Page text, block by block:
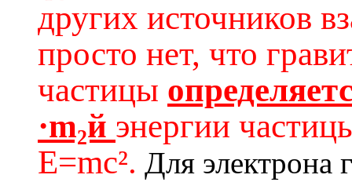
других источников
просто нет, что
частицы
·m₂й энергии
E=mc². Для электрона